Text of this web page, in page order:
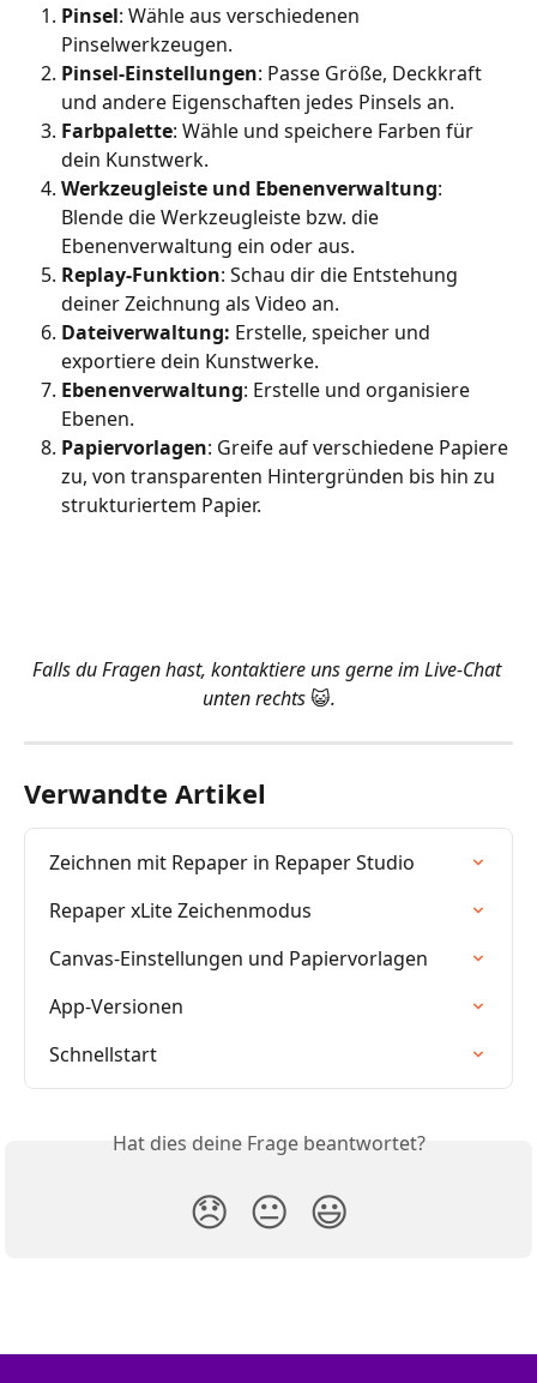
Pinsel: Wähle aus verschiedenen
Pinselwerkzeugen.
Pinsel-Einstellungen: Passe Größe, Deckkraft
und andere Eigenschaften jedes Pinsels an.
Farbpalette: Wähle und speichere Farben für
dein Kunstwerk.
Werkzeugleiste und Ebenenverwaltung:
Blende die Werkzeugleiste bzw. die
Ebenenverwaltung ein oder aus.
Replay-Funktion: Schau dir die Entstehung
deiner Zeichnung als Video an.
Dateiverwaltung: Erstelle, speicher und
exportiere dein Kunstwerke.
Ebenenverwaltung: Erstelle und organisiere
Ebenen.
Papiervorlagen: Greife auf verschiedene Papiere
zu, von transparenten Hintergründen bis hin zu
strukturiertem Papier.
Falls du Fragen hast, kontaktiere uns gerne im Live-Chat
unten rechts 😺.
Verwandte Artikel
Zeichnen mit Repaper in Repaper Studio
Repaper xLite Zeichenmodus
Canvas-Einstellungen und Papiervorlagen
App-Versionen
Schnellstart
Hat dies deine Frage beantwortet?
😞 😐 😃